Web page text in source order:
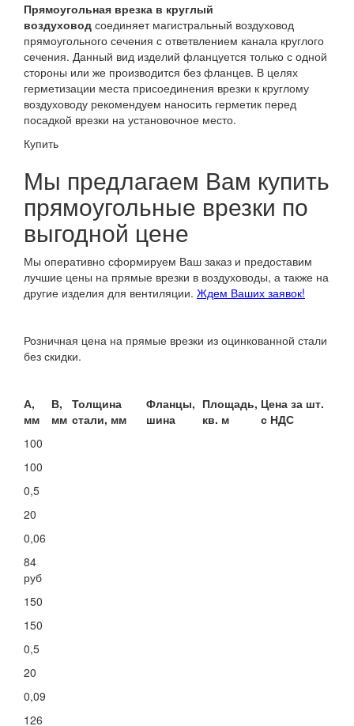
Прямоугольная врезка в круглый
воздуховод соединяет магистральный воздуховод
прямоугольного сечения с ответвлением канала круглого
сечения. Данный вид изделий фланцуется только с одной
стороны или же производится без фланцев. В целях
герметизации места присоединения врезки к круглому
воздуховоду рекомендуем наносить герметик перед
посадкой врезки на установочное место.
Купить
Мы предлагаем Вам купить
прямоугольные врезки по
выгодной цене
Мы оперативно сформируем Ваш заказ и предоставим
лучшие цены на прямые врезки в воздуховоды, а также на
другие изделия для вентиляции. Ждем Ваших заявок!
Розничная цена на прямые врезки из оцинкованной стали
без скидки.
А,
мм
В,
мм
Толщина
стали, мм
Фланцы,
шина
Площадь,
кв. м
Цена за шт.
с НДС
100
100
0,5
20
0,06
84
руб
150
150
0,5
20
0,09
126